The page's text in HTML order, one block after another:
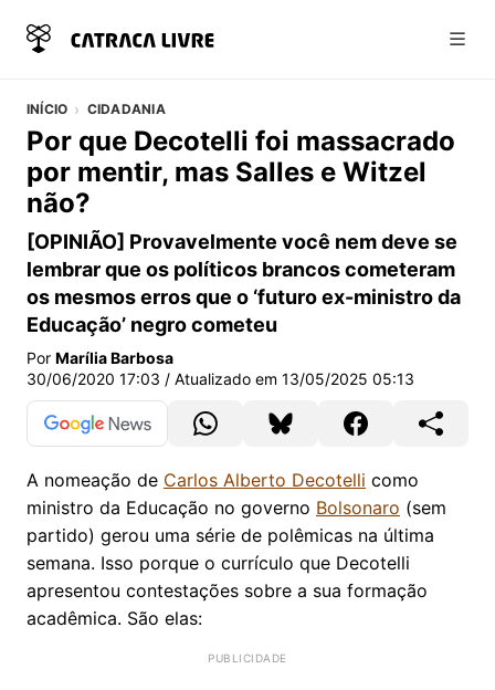
INÍCIO CIDADANIA
Por que Decotelli foi massacrado
por mentir, mas Salles e Witzel
não?
[OPINIÃO] Provavelmente você nem deve se
lembrar que os políticos brancos cometeram
os mesmos erros que o ‘futuro ex-ministro da
Educação’ negro cometeu
Por Marília Barbosa
30/06/2020 17:03 / Atualizado em 13/05/2025 05:13
A nomeação de Carlos Alberto Decotelli como
ministro da Educação no governo Bolsonaro (sem
partido) gerou uma série de polêmicas na última
semana. Isso porque o currículo que Decotelli
apresentou contestações sobre a sua formação
acadêmica. São elas: